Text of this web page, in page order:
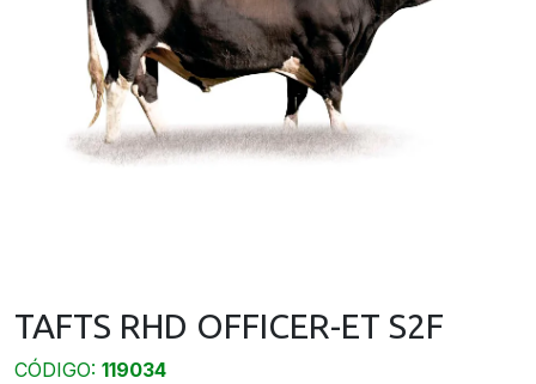
TAFTS RHD OFFICER-ET S2F
CÓDIGO: 119034